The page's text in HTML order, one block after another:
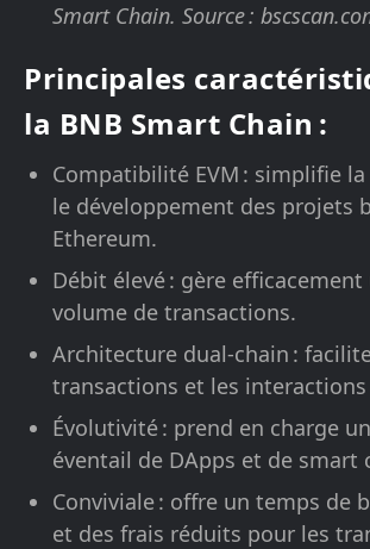
Smart Chain. Source :
Principales
la BNB Smart Chain :
Compatibilité EVM : simplifie
le développement des projets
Ethereum.
Débit élevé : gère
volume de transactions.
Architecture dual-chain :
transactions et les
Évolutivité : prend en charge
éventail de DApps et de smart
Conviviale : offre un temps de
et des frais réduits pour les